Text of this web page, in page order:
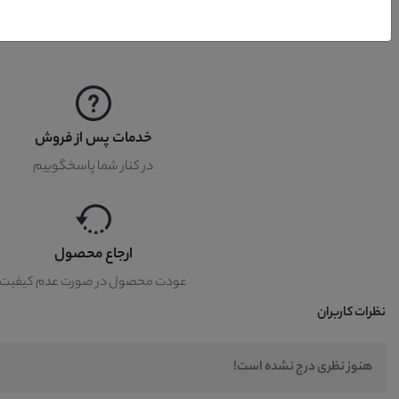
خدمات پس از فروش
در کنار شما پاسخگوییم
ارجاع محصول
عودت محصول در صورت عدم کیفیت
نظرات کاربران
هنوز نظری درج نشده است!